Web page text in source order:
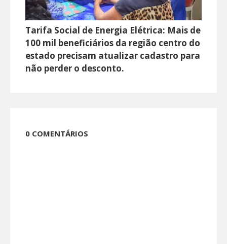
Tarifa Social de Energia Elétrica: Mais de
100 mil beneficiários da região centro do
estado precisam atualizar cadastro para
não perder o desconto.
0 COMENTÁRIOS